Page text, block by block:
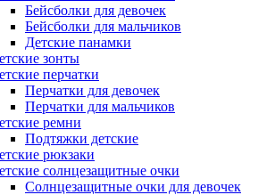
Бейсболки для девочек
Бейсболки для мальчиков
Детские панамки
зонты
перчатки
Перчатки для девочек
Перчатки для мальчиков
ремни
Подтяжки детские
рюкзаки
солнцезащитные очки
Солнцезащитные очки для девочек